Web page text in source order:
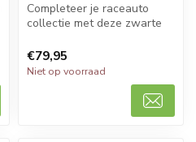
Completeer je raceauto
collectie met deze zwarte
en ...
€79,95
Niet op voorraad